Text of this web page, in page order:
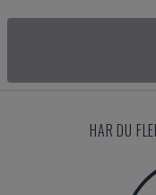
HAR DU